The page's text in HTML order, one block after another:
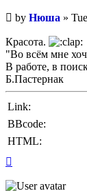
Unread
post
by Нюша »
Красота.
"Во всём мне
В работе, в
Б.Пастернак
Link:
BBcode:
HTML: